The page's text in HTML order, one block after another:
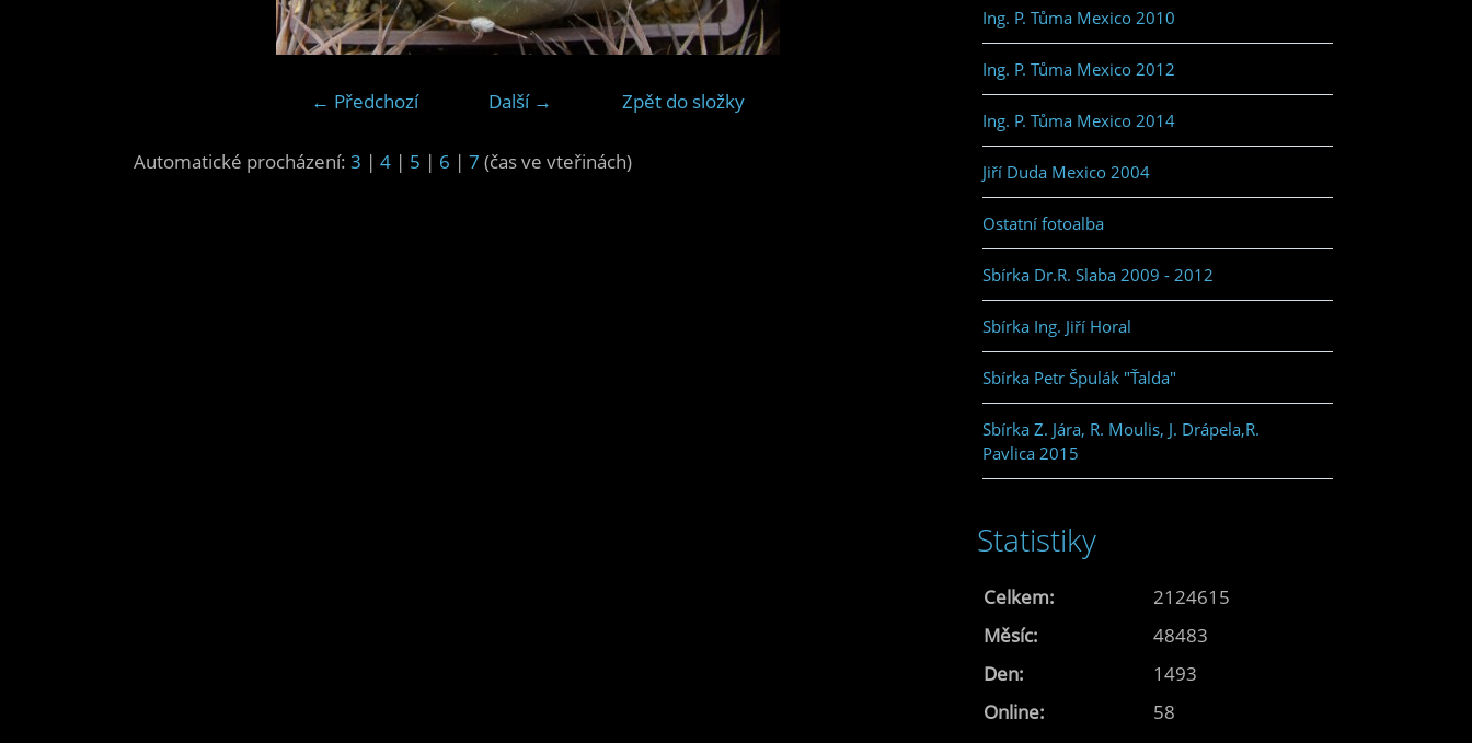
← Předchozí Další → Zpět do složky
Automatické procházení: 3 | 4 | 5 | 6 | 7 (čas ve vteřinách)
Ing. P. Tůma Mexico 2010
Ing. P. Tůma Mexico 2012
Ing. P. Tůma Mexico 2014
Jiří Duda Mexico 2004
Ostatní fotoalba
Sbírka Dr.R. Slaba 2009 - 2012
Sbírka Ing. Jiří Horal
Sbírka Petr Špulák "Ťalda"
Sbírka Z. Jára, R. Moulis, J. Drápela,R.
Pavlica 2015
Statistiky
Online: 58
Celkem:
2124615
Měsíc:
48483
Den:
1493